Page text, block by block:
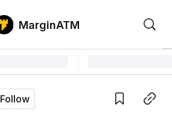
MarginATM
Follow